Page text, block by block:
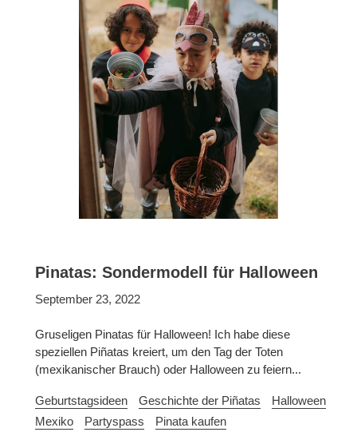
Pinatas: Sondermodell für Halloween
September 23, 2022
Gruseligen Pinatas für Halloween! Ich habe diese
speziellen Piñatas kreiert, um den Tag der Toten
(mexikanischer Brauch) oder Halloween zu feiern...
Geburtstagsideen Geschichte der Piñatas
Halloween
Mexiko
Partyspass
Pinata kaufen